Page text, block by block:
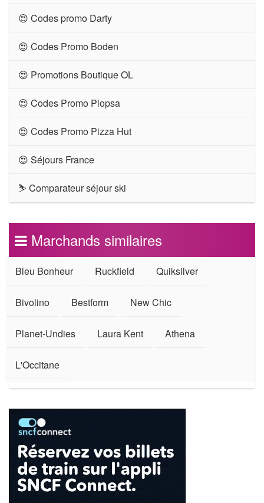
😍 Codes promo Darty
😍 Codes Promo Boden
😍 Promotions Boutique OL
😍 Codes Promo Plopsa
😍 Codes Promo Pizza Hut
😍 Séjours France
⛷ Comparateur séjour ski
Marchands similaires
Bleu Bonheur Ruckfield Quiksilver
Bivolino Bestform New Chic
Planet-Undies Laura Kent Athena
L'Occitane